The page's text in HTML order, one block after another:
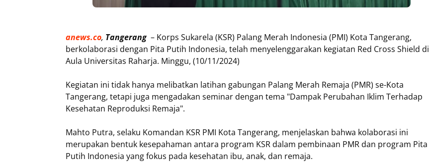
anews.co, Tangerang – Korps Sukarela (KSR) Palang Merah Indonesia (PMI) Kota Tangerang,
berkolaborasi dengan Pita Putih Indonesia, telah menyelenggarakan kegiatan Red Cross Shield di
Aula Universitas Raharja. Minggu, (10/11/2024)
Kegiatan ini tidak hanya melibatkan latihan gabungan Palang Merah Remaja (PMR) se-Kota
Tangerang, tetapi juga mengadakan seminar dengan tema "Dampak Perubahan Iklim Terhadap
Kesehatan Reproduksi Remaja".
Mahto Putra, selaku Komandan KSR PMI Kota Tangerang, menjelaskan bahwa kolaborasi ini
merupakan bentuk kesepahaman antara program KSR dalam pembinaan PMR dan program Pita
Putih Indonesia yang fokus pada kesehatan ibu, anak, dan remaja.